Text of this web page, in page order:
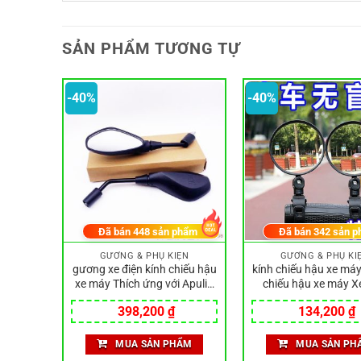
SẢN PHẨM TƯƠNG TỰ
-40%
GƯƠNG & PHỤ KIỆN
gương xe điện kính chiếu hậu
xe máy Thích ứng với Apulia
VESPA SR150 MAX250
gương chiếu hậu APR250T-V
gương chiếu hậu gương
chiếu hậu
Giá
gốc
là:
663,300 ₫.
398,200₫Giá
hiện
tại
là:
Đã bán 448sản phẩm
MUA SẢN PHẨM
-40%
GƯƠNG & PHỤ
kính chiếu hậu xe
chiếu hậu xe máy
Điện Gương Chiếu
Đạp Gương Chiếu
Đạp lồi Gương Xe
Phản Quang Xe Đạp
Gương Chiếu
Giá
gốc
là:
223,300 ₫.
134,200₫
Đã bán 342sản
MUA SẢN